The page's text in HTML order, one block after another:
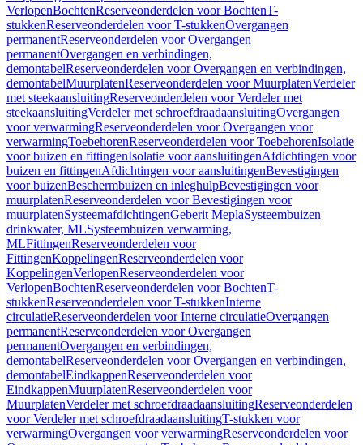
VerlopenBochtenReserveonderdelen voor BochtenT-
stukkenReserveonderdelen voor T-stukkenOvergangen
permanentReserveonderdelen voor Overgangen
permanentOvergangen en verbindingen,
demontabelReserveonderdelen voor Overgangen en verbindingen,
demontabelMuurplatenReserveonderdelen voor MuurplatenVerdeler
met steekaansluitingReserveonderdelen voor Verdeler met
steekaansluitingVerdeler met schroefdraadaansluitingOvergangen
voor verwarmingReserveonderdelen voor Overgangen voor
verwarmingToebehorenReserveonderdelen voor ToebehorenIsolatie
voor buizen en fittingenIsolatie voor aansluitingenAfdichtingen voor
buizen en fittingenAfdichtingen voor aansluitingenBevestigingen
voor buizenBeschermbuizen en inleghulpBevestigingen voor
muurplatenReserveonderdelen voor Bevestigingen voor
muurplatenSysteemafdichtingenGeberit MeplaSysteembuizen
drinkwater, MLSysteembuizen verwarming,
MLFittingenReserveonderdelen voor
FittingenKoppelingenReserveonderdelen voor
KoppelingenVerlopenReserveonderdelen voor
VerlopenBochtenReserveonderdelen voor BochtenT-
stukkenReserveonderdelen voor T-stukkenInterne
circulatieReserveonderdelen voor Interne circulatieOvergangen
permanentReserveonderdelen voor Overgangen
permanentOvergangen en verbindingen,
demontabelReserveonderdelen voor Overgangen en verbindingen,
demontabelEindkappenReserveonderdelen voor
EindkappenMuurplatenReserveonderdelen voor
MuurplatenVerdeler met schroefdraadaansluitingReserveonderdelen
voor Verdeler met schroefdraadaansluitingT-stukken voor
verwarmingOvergangen voor verwarmingReserveonderdelen voor